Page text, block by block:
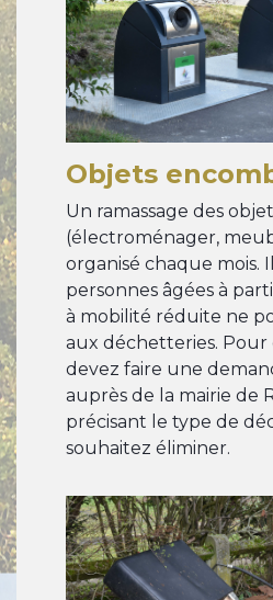
Objets
Un ramassage des
(électroménager,
organisé chaque mois.
personnes âgées à
à mobilité réduite ne
aux déchetteries.
devez faire une
auprès de la mairie de
précisant le type de
souhaitez éliminer.